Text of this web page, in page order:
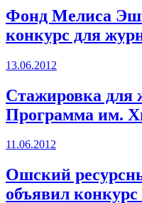
Фонд Мелиса
конкурс для
13.06.2012
Стажировка
Программа им.
11.06.2012
Ошский
объявил